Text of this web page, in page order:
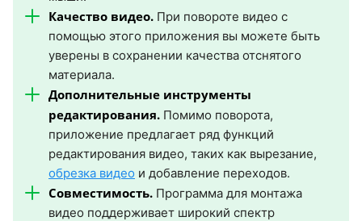
Качество видео. При повороте видео с
помощью этого приложения вы можете быть
уверены в сохранении качества отснятого
материала.
Дополнительные инструменты
редактирования. Помимо поворота,
приложение предлагает ряд функций
редактирования видео, таких как вырезание,
обрезка видео и добавление переходов.
Совместимость. Программа для монтажа
видео поддерживает широкий спектр